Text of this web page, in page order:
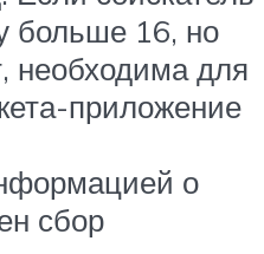
больше 16, но
необходима для
приложение
о
сбор